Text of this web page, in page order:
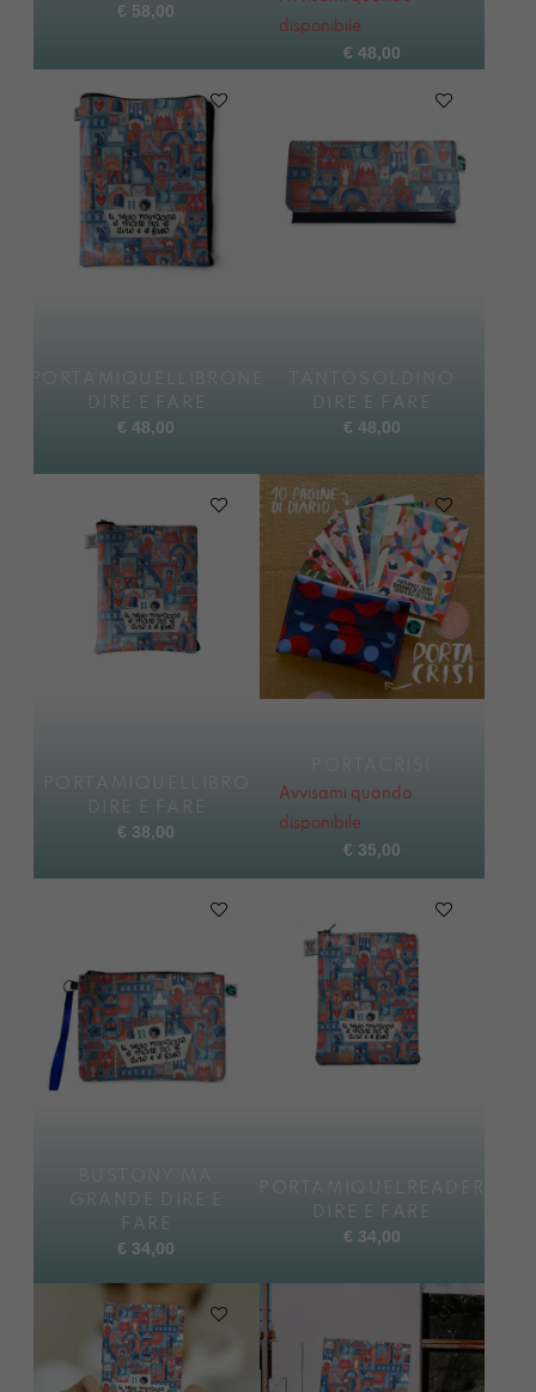
€ 58,00
disponibile
€ 48,00
PORTAMIQUELLIBRONE
DIRE E FARE
€ 48,00
DIRE E FARE
€ 48,00
PORTAMIQUELLIBRO
DIRE E FARE
€ 38,00
Avvisami quando
disponibile
€ 35,00
GRANDE DIRE E
FARE
€ 34,00
PORTAMIQUELREADER
DIRE E FARE
€ 34,00